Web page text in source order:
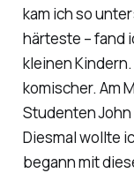
kam ich so
härteste – fand
kleinen
komischer. Am
Studenten John
Diesmal wollte
begann mit